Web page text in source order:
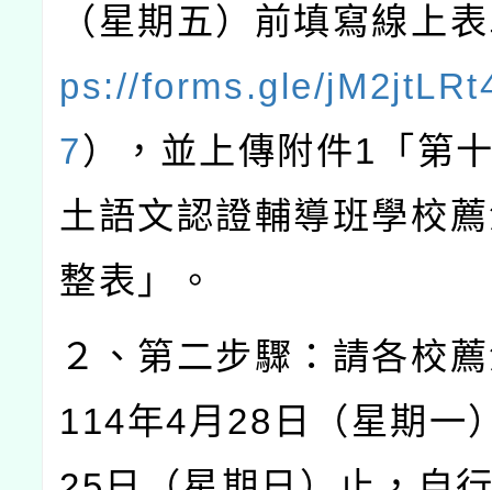
（星期五）前填寫線上
ps://forms.gle/
7），並上傳附件1
「第
土語文認證輔導班學校
整表」。
２、第二步驟：請各校
114年4月 28 日（星期一